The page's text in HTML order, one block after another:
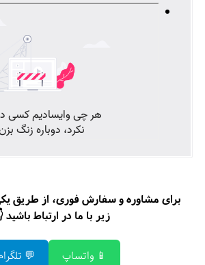
برای مشاوره و سفارش فوری، از طریق
زیر با ما در ارتباط باشید
📱 واتساپ 💬